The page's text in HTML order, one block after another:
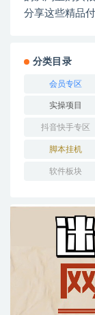
分享这些精品付
分类目录
会员专区
实操项目
抖音快手专区
脚本挂机
软件板块